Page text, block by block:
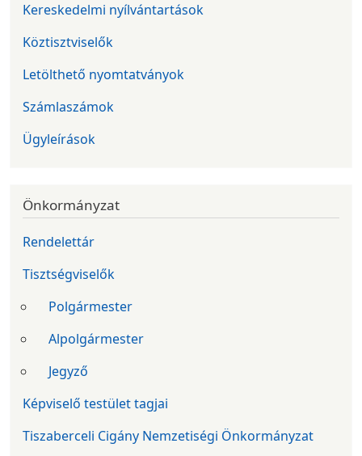
Kereskedelmi nyílvántartások
Köztisztviselők
Letölthető nyomtatványok
Számlaszámok
Ügyleírások
Önkormányzat
Rendelettár
Tisztségviselők
Polgármester
Alpolgármester
Jegyző
Képviselő testület tagjai
Tiszaberceli Cigány Nemzetiségi Önkormányzat